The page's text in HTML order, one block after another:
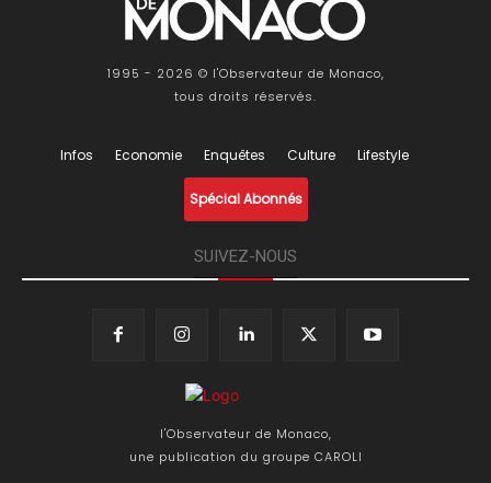
1995 - 2026 © l'Observateur de Monaco,
tous droits réservés.
Infos Economie Enquêtes Culture Lifestyle
Spécial Abonnés
SUIVEZ-NOUS
l'Observateur de Monaco,
une publication du groupe CAROLI